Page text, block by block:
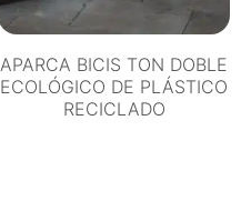
APARCA BICIS TON DOBLE
ECOLÓGICO DE PLÁSTICO
RECICLADO